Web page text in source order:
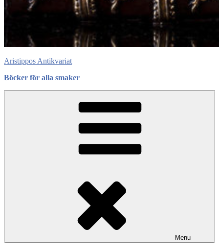
Aristippos Antikvariat
Böcker för alla smaker
Menu